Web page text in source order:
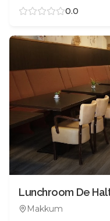
0.0
Lunchroom De
Makkum